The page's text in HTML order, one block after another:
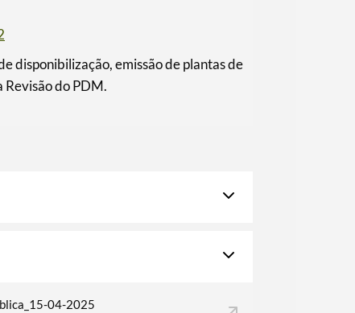
disponibilização, emissão de plantas de
do PDM.
04-2025